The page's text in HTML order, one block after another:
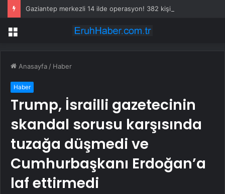
Menü
Anasayfa / Haber
Haber
Trump, İsrailli gazetecinin
skandal sorusu karşısında
tuzağa düşmedi ve
Cumhurbaşkanı Erdoğan’a
laf ettirmedi